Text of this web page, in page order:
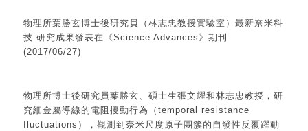
物理所葉勝玄博士後研究員（林志忠教授實驗室）最新奈米科
技 研究成果發表在《Science Advances》期刊
(2017/06/27)
物理所博士後研究員葉勝玄、碩士生張文耀和林志忠教授，研
究細金屬導線的電阻擾動行為（temporal resistance
fluctuations），觀測到奈米尺度原子團簇的自發性反覆躍動